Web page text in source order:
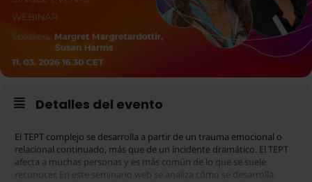
Detalles del evento
El TEPT complejo se desarrolla a partir de un trauma emocional o
relacional continuado, más que de un incidente dramático. El TEPT
afecta a muchas personas y es más común de lo que se suele
reconocer. En este seminario web se analiza cómo se desarrolla,